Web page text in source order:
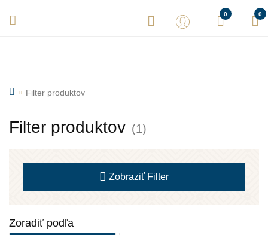
0 0
Filter produktov
Filter produktov (1)
Zobraziť Filter
Zoradiť podľa